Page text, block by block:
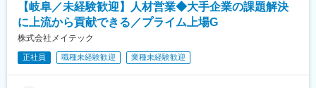
変更の範囲：会社の定める業務
です。主には構造設計と強度解析業務に従事して頂きます。
■主要取引先：
・株式会社デンソー／ソニーセミコンダクタソリューションズ株
式会社／三菱重工業株式会社／パナソニック株式会社／株式会社
【岐阜／未経験歓迎】人材営業◆大手企業の課題解決
に上流から貢献できる／プライム上場G
株式会社メイテック
正社員 職種未経験歓迎 業種未経験歓迎